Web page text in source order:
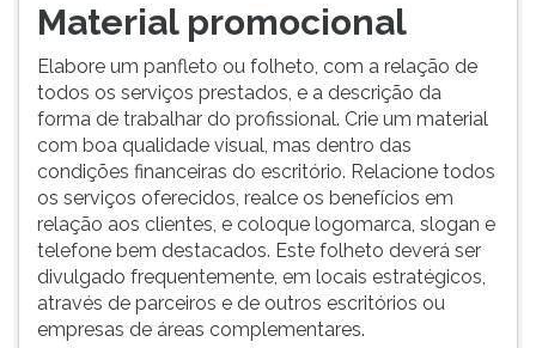
Material promocional
Elabore um panfleto ou folheto, com a relação de
todos os serviços prestados, e a descrição da
forma de trabalhar do profissional. Crie um material
com boa qualidade visual, mas dentro das
condições financeiras do escritório. Relacione todos
os serviços oferecidos, realce os benefícios em
relação aos clientes, e coloque logomarca, slogan e
telefone bem destacados. Este folheto deverá ser
divulgado frequentemente, em locais estratégicos,
através de parceiros e de outros escritórios ou
empresas de áreas complementares.